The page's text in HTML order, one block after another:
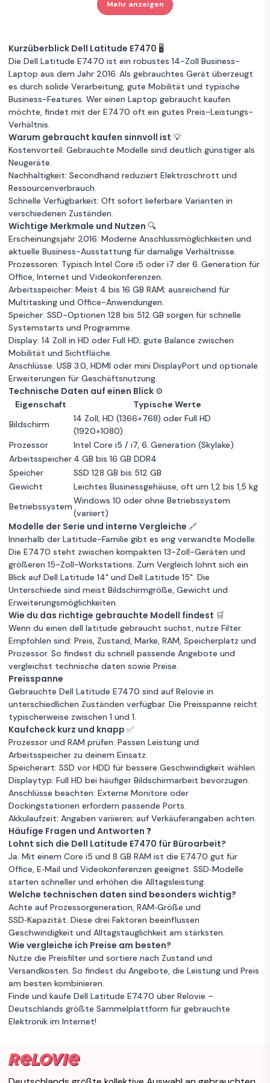
512 GB - 16GB
AZERTY -
Französisch
Unbekannter Zustand 8 GB RAM
256GB Speicher Intel Core i5
Garantie 12 Monate
Dell Latitude
E7470 14" Core
i5 2.4 GHz -
SSD 128 GB
RAM 16 GB
QWERTZ -
Deutsch
1 €
Zum
Unbekannter Zustand 8 GB RAM
256GB Speicher Intel Core i5
Garantie 12 Monate
Dell Latitude
E7470 14" Core
i5 2.4 GHz -
SSD 256 GB
RAM 16 GB
QWERTZ -
Deutsch
1 €
Zum
Angebot
Unbekannter Zustand 8 GB RAM
256GB Speicher Intel Core i5
Garantie 12 Monate
Dell Latitude
E7470 14" Core
i5 2.4 GHz - SSD
1 TB RAM 16 GB
AZERTY -
Französisch
1 €
Angebot
Intel Core i5
Garantie 12 Monate
Dell Latitude
E7470 14" Core
i5 2.4 GHz -
SSD 512 GB
RAM 16 GB
QWERTY -
Englisch
1 €
Zum
Unbekannter Zustand 8 GB RAM
256GB Speicher Intel Core i5
Dell Latitude
E7470 14" Core
i5 2.4 GHz -
SSD 512 GB -
16GB QWERTZ -
Deutsch
1 €
Zum
Angebot
Unbekannter Zustand 8 GB RAM
256GB Speicher Intel Core i5
Garantie 12 Monate
Dell Latitude
E7470 14" Core
i5 2.4 GHz -
SSD 256 GB -
8GB QWERTY -
Spanisch
1 €
Angebot
Unbekannter Zustand 8 GB RAM
256GB Speicher Intel Core i5
Garantie 12 Monate
Dell Latitude
E7470 14" Core
i5 2.4 GHz - SSD
128 GB - 16GB
AZERTY -
Französisch
1 €
Zum
Angebot
256GB Speicher Intel Core i5
Garantie 12 Monate
Dell Latitude
E7470 14" Core
i5 2.4 GHz - SSD
128 GB RAM 16
GB AZERTY -
Französisch
1 €
Zum
Angebot
Unbekannter Zustand 8 GB RAM
256GB Speicher Intel Core i5
Garantie 12 Monate
Dell Latitude
i5 2.4 GHz -
HDD 256 GB -
8GB QWERTY -
Dell Latitude
E7470 14" Core
i5 2.4 GHz -
SSD 128 GB
RAM 8 GB
QWERTZ -
Deutsch
1 €
Angebot
256GB Speicher Intel Core i5
Garantie 12 Monate
Dell Latitude
E7270 12" Core
i7 2.6 GHz -
SSD 256 GB -
16GB QWERTZ -
Deutsch
1 €
Angebot
Guter Zustand
256GB Speicher Intel Core i5
Garantie 12 Monate
Dell Latitude
E7470 14" Core
i7 2.6 GHz - SSD
512 GB RAM 16
GB AZERTY -
Französisch
1 €
Zum
Angebot
Guter Zustand
256GB Speicher Intel Core i5
Garantie 12 Monate
8 GB RAM
Garantie 12 Monate
Dell Latitude
E7470 14" Core
i5 2.4 GHz - SSD
256 GB RAM 8
GB QWERTZ -
Deutsch
1 €
Zum
Angebot
Sehr guter Zustand
256GB Speicher Intel Core i5
Mehr anzeigen
Kurzüberblick Dell Latitude E7470 🖥️
Die Dell Latitude E7470 ist ein robustes 14-Zoll Business-
Laptop aus dem Jahr 2016. Als gebrauchtes Gerät überzeugt
es durch solide Verarbeitung, gute Mobilität und typische
Business-Features. Wer einen Laptop gebraucht kaufen
möchte, findet mit der E7470 oft ein gutes Preis-Leistungs-
Verhältnis.
Warum gebraucht kaufen sinnvoll ist 💡
Kostenvorteil: Gebrauchte Modelle sind deutlich günstiger als
Neugeräte.
Nachhaltigkeit: Secondhand reduziert Elektroschrott und
Ressourcenverbrauch.
Schnelle Verfügbarkeit: Oft sofort lieferbare Varianten in
verschiedenen Zuständen.
Wichtige Merkmale und Nutzen 🔍
Erscheinungsjahr 2016: Moderne Anschlussmöglichkeiten und
aktuelle Business-Ausstattung für damalige Verhältnisse.
Prozessoren: Typisch Intel Core i5 oder i7 der 6. Generation für
Office, Internet und Videokonferenzen.
Arbeitsspeicher: Meist 4 bis 16 GB RAM; ausreichend für
Multitasking und Office-Anwendungen.
Speicher: SSD-Optionen 128 bis 512 GB sorgen für schnelle
Systemstarts und Programme.
Display: 14 Zoll in HD oder Full HD; gute Balance zwischen
Mobilität und Sichtfläche.
Anschlüsse: USB 3.0, HDMI oder mini DisplayPort und optionale
Erweiterungen für Geschäftsnutzung.
Technische Daten auf einen Blick ⚙️
Eigenschaft
Typische Werte
Bildschirm
14 Zoll, HD (1366×768) oder Full HD
(1920×1080)
Prozessor
Intel Core i5 / i7, 6. Generation (Skylake)
Arbeitsspeicher 4 GB bis 16 GB DDR4
Speicher
SSD 128 GB bis 512 GB
Gewicht
Leichtes Businessgehäuse, oft um 1,2 bis 1,5 kg
Betriebssystem
Windows 10 oder ohne Betriebssystem
(variiert)
Modelle der Serie und interne Vergleiche 🔗
Innerhalb der Latitude-Familie gibt es eng verwandte Modelle.
Die E7470 steht zwischen kompakten 13-Zoll-Geräten und
größeren 15-Zoll-Workstations. Zum Vergleich lohnt sich ein
Blick auf Dell Latitude 14" und Dell Latitude 15". Die
Unterschiede sind meist Bildschirmgröße, Gewicht und
Erweiterungsmöglichkeiten.
Wie du das richtige gebrauchte Modell findest 🛒
Wenn du einen dell latitude gebraucht suchst, nutze Filter.
Empfohlen sind: Preis, Zustand, Marke, RAM, Speicherplatz und
Prozessor. So findest du schnell passende Angebote und
vergleichst technische daten sowie Preise.
Preisspanne
Gebrauchte Dell Latitude E7470 sind auf Relovie in
unterschiedlichen Zuständen verfügbar. Die Preisspanne reicht
typischerweise zwischen 1 und 1.
Kaufcheck kurz und knapp ✅
Prozessor und RAM prüfen: Passen Leistung und
Arbeitsspeicher zu deinem Einsatz.
Speicherart: SSD vor HDD für bessere Geschwindigkeit wählen.
Displaytyp: Full HD bei häufiger Bildschirmarbeit bevorzugen.
Anschlüsse beachten: Externe Monitore oder
Dockingstationen erfordern passende Ports.
Akkulaufzeit: Angaben variieren; auf Verkäuferangaben achten.
Häufige Fragen und Antworten ❓
Lohnt sich die Dell Latitude E7470 für Büroarbeit?
Ja. Mit einem Core i5 und 8 GB RAM ist die E7470 gut für
Office, E‑Mail und Videokonferenzen geeignet. SSD‑Modelle
starten schneller und erhöhen die Alltagsleistung.
Welche technischen daten sind besonders wichtig?
Achte auf Prozessorgeneration, RAM‑Größe und
SSD‑Kapazität. Diese drei Faktoren beeinflussen
Geschwindigkeit und Alltagstauglichkeit am stärksten.
Wie vergleiche ich Preise am besten?
Nutze die Preisfilter und sortiere nach Zustand und
Versandkosten. So findest du Angebote, die Leistung und Preis
am besten kombinieren.
Finde und kaufe Dell Latitude E7470 über Relovie –
Deutschlands größte Sammelplattform für gebrauchte
Elektronik im Internet!